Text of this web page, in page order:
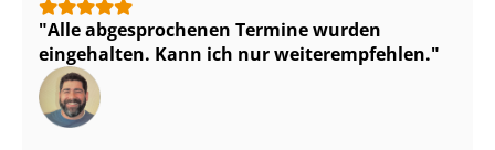
Alle abgesprochenen Termine wurden
eingehalten. Kann ich nur weiterempfehlen.